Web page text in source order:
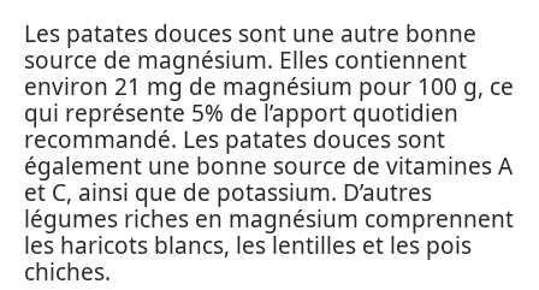
Les patates douces sont une autre bonne
source de magnésium. Elles contiennent
environ 21 mg de magnésium pour 100 g, ce
qui représente 5% de l’apport quotidien
recommandé. Les patates douces sont
également une bonne source de vitamines A
et C, ainsi que de potassium. D’autres
légumes riches en magnésium comprennent
les haricots blancs, les lentilles et les pois
chiches.